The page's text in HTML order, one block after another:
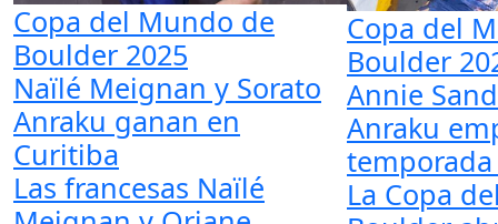
Copa del Mundo de
Boulder 2025
Naïlé Meignan y Sorato
Anraku ganan en
Curitiba
Las francesas Naïlé
Copa del
Boulder
Annie
Anraku
La Copa